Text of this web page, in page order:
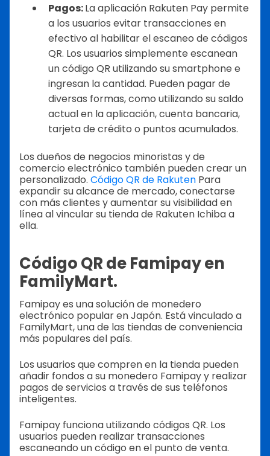
Pagos:La aplicación Rakuten Pay permite
a los usuarios evitar transacciones en
efectivo al habilitar el escaneo de códigos
QR. Los usuarios simplemente escanean
un código QR utilizando su smartphone e
ingresan la cantidad. Pueden pagar de
diversas formas, como utilizando su saldo
actual en la aplicación, cuenta bancaria,
tarjeta de crédito o puntos acumulados.
Los dueños de negocios minoristas y de
comercio electrónico también pueden crear un
personalizado. Código QR de Rakuten Para
expandir su alcance de mercado, conectarse
con más clientes y aumentar su visibilidad en
línea al vincular su tienda de Rakuten Ichiba a
ella.
Código QR de Famipay en
FamilyMart.
Famipay es una solución de monedero
electrónico popular en Japón. Está vinculado a
FamilyMart, una de las tiendas de conveniencia
más populares del país.
Los usuarios que compren en la tienda pueden
añadir fondos a su monedero Famipay y realizar
pagos de servicios a través de sus teléfonos
inteligentes.
Famipay funciona utilizando códigos QR. Los
usuarios pueden realizar transacciones
escaneando un código en el punto de venta.